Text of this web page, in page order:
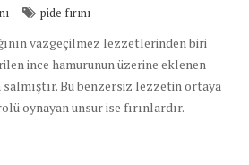
pide fırını
vazgeçilmez lezzetlerinden biri
ince hamurunun üzerine eklenen
Bu benzersiz lezzetin ortaya
oynayan unsur ise fırınlardır.